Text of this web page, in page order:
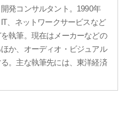
発コンサルタント。1990年
、ネットワークサービスなど
執筆。現在はメーカーなどの
か、オーディオ・ビジュアル
。主な執筆先には、東洋経済